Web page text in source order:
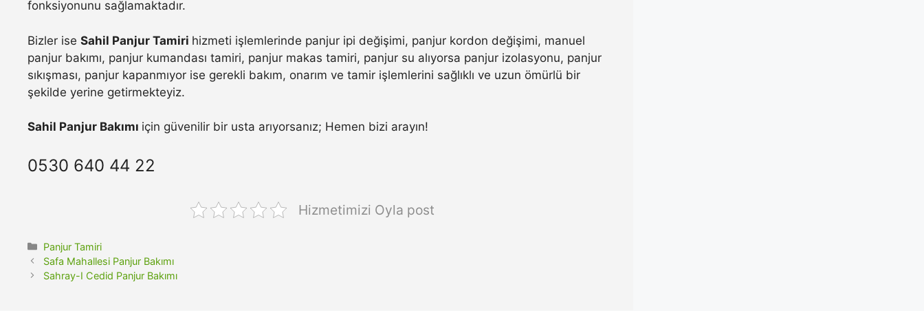
fonksiyonunu sağlamaktadır.
Bizler ise Sahil Panjur Tamiri hizmeti işlemlerinde panjur ipi değişimi, panjur kordon değişimi, manuel
panjur bakımı, panjur kumandası tamiri, panjur makas tamiri, panjur su alıyorsa panjur izolasyonu, panjur
sıkışması, panjur kapanmıyor ise gerekli bakım, onarım ve tamir işlemlerini sağlıklı ve uzun ömürlü bir
şekilde yerine getirmekteyiz.
Sahil Panjur Bakımı için güvenilir bir usta arıyorsanız; Hemen bizi arayın!
0530 640 44 22
Hizmetimizi Oyla post
Kategoriler
Panjur Tamiri
Safa Mahallesi Panjur Bakımı
Sahray-I Cedid Panjur Bakımı